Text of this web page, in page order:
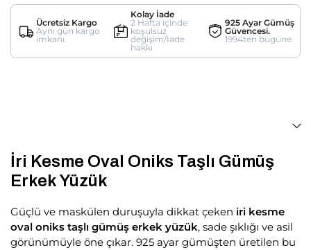
Ücretsiz Kargo
Aynı gün kargo
imkanı.
Kolay İade
2 Hafta içinde
koşulsuz
değişim/İade
hakkı
925 Ayar Gümüş
Güvencesi.
1994ten bugüne.
İri Kesme Oval Oniks Taşlı Gümüş
Erkek Yüzük
Güçlü ve maskülen duruşuyla dikkat çeken iri kesme
oval oniks taşlı gümüş erkek yüzük, sade şıklığı ve asil
görünümüyle öne çıkar. 925 ayar gümüşten üretilen bu